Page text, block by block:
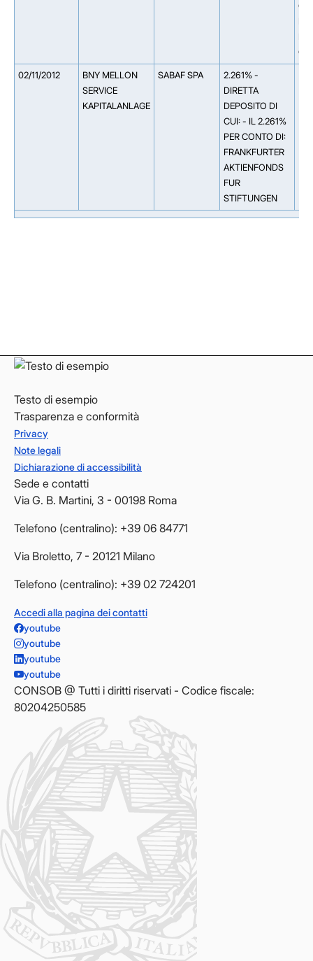
02/11/2012
BNY MELLON
SERVICE
KAPITALANLAGE
SABAF SPA
2.261% -
DIRETTA
DEPOSITO DI
CUI: - IL 2.261%
PER CONTO DI:
FRANKFURTER
AKTIENFONDS
FUR
STIFTUNGEN
Testo di esempio
Trasparenza e conformità
Privacy
Note legali
Dichiarazione di accessibilità
Sede e contatti
Via G. B. Martini, 3 - 00198 Roma
Telefono (centralino): +39 06 84771
Via Broletto, 7 - 20121 Milano
Telefono (centralino): +39 02 724201
Accedi alla pagina dei contatti
youtube
youtube
youtube
youtube
CONSOB @ Tutti i diritti riservati - Codice fiscale:
80204250585